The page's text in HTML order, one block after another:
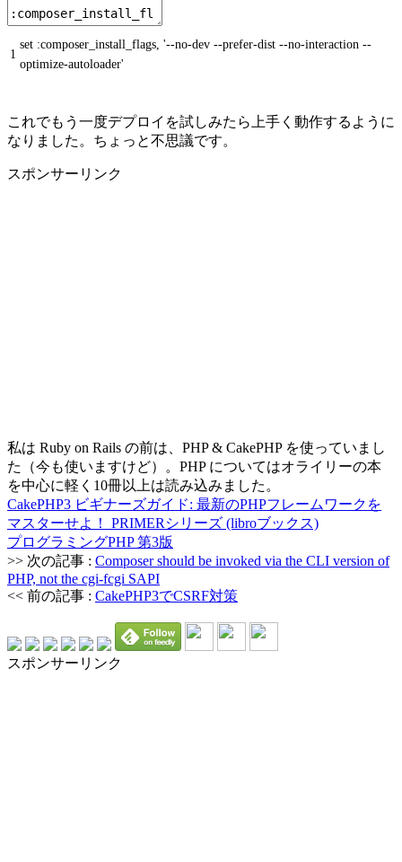
1
set :composer_install_flags '--no-dev --prefer-dist --no-interaction --
optimize-autoloader'
これでもう一度デプロイを試しみたら上手く動作するように
なりました。ちょっと不思議です。
スポンサーリンク
私は Ruby on Rails の前は、PHP & CakePHP を使っていまし
た（今も使いますけど）。PHP についてはオライリーの本
を中心に軽く10冊以上は読み込みました。
CakePHP3 ビギナーズガイド: 最新のPHPフレームワークを
マスターせよ！ PRIMERシリーズ (libroブックス)
プログラミングPHP 第3版
>> 次の記事 : Composer should be invoked via the CLI version of
PHP, not the cgi-fcgi SAPI
<< 前の記事 : CakePHP3でCSRF対策
スポンサーリンク